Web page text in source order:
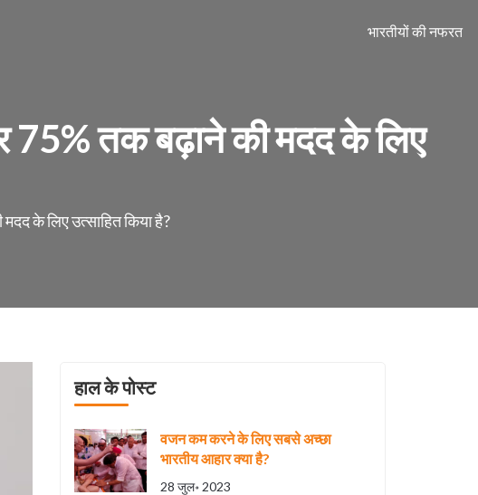
भारतीयों की नफरत
75% तक बढ़ाने की मदद के लिए
के लिए उत्साहित किया है?
हाल के पोस्ट
वजन कम करने के लिए सबसे अच्छा
भारतीय आहार क्या है?
28 जुल॰ 2023